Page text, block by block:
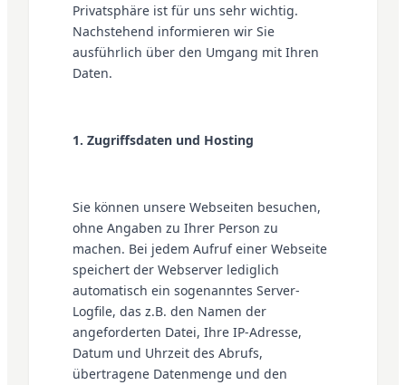
Privatsphäre ist für uns sehr wichtig.
Nachstehend informieren wir Sie
ausführlich über den Umgang mit Ihren
Daten.
1. Zugriffsdaten und Hosting
Sie können unsere Webseiten besuchen,
ohne Angaben zu Ihrer Person zu
machen. Bei jedem Aufruf einer Webseite
speichert der Webserver lediglich
automatisch ein sogenanntes Server-
Logfile, das z.B. den Namen der
angeforderten Datei, Ihre IP-Adresse,
Datum und Uhrzeit des Abrufs,
übertragene Datenmenge und den